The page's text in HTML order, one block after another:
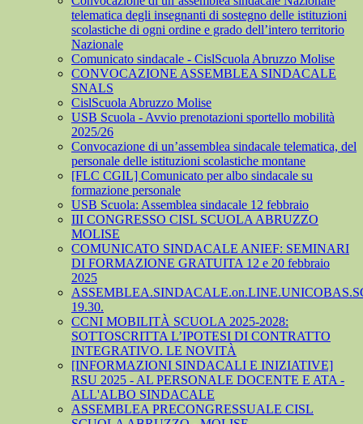
telematica degli insegnanti di sostegno delle istituzioni
scolastiche di ogni ordine e grado dell’intero territorio
Nazionale
Comunicato sindacale - CislScuola Abruzzo Molise
CONVOCAZIONE ASSEMBLEA SINDACALE
SNALS
CislScuola Abruzzo Molise
USB Scuola - Avvio prenotazioni sportello mobilità
2025/26
Convocazione di un’assemblea sindacale telematica, del
personale delle istituzioni scolastiche montane
[FLC CGIL] Comunicato per albo sindacale su
formazione personale
USB Scuola: Assemblea sindacale 12 febbraio
III CONGRESSO CISL SCUOLA ABRUZZO
MOLISE
COMUNICATO SINDACALE ANIEF: SEMINARI
DI FORMAZIONE GRATUITA 12 e 20 febbraio
2025
19.30.
CCNI MOBILITÀ SCUOLA 2025-2028:
SOTTOSCRITTA L’IPOTESI DI CONTRATTO
INTEGRATIVO. LE NOVITÀ
[INFORMAZIONI SINDACALI E INIZIATIVE]
RSU 2025 - AL PERSONALE DOCENTE E ATA -
ALL'ALBO SINDACALE
ASSEMBLEA PRECONGRESSUALE CISL